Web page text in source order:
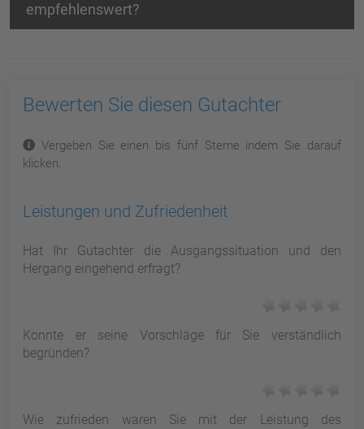
empfehlenswert?
Bewerten Sie diesen Gutachter
Vergeben Sie einen bis fünf Sterne indem Sie darauf
klicken.
Leistungen und Zufriedenheit
Hat Ihr Gutachter die Ausgangssituation und den
Hergang eingehend erfragt?
Konnte er seine Vorschläge für Sie verständlich
begründen?
Wie zufrieden waren Sie mit der Leistung des